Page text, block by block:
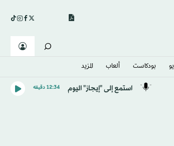
بودكاست ألعاب المزيد
استمع إلى "إيجاز" اليوم 12:34 دقيقه